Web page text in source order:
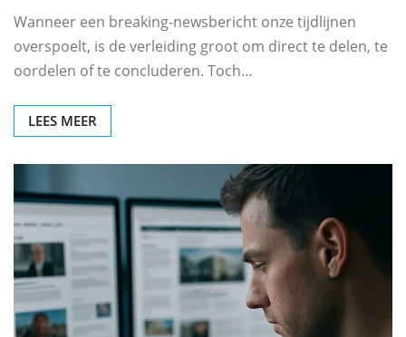
Wanneer een breaking-newsbericht onze tijdlijnen
overspoelt, is de verleiding groot om direct te delen, te
oordelen of te concluderen. Toch…
LEES MEER